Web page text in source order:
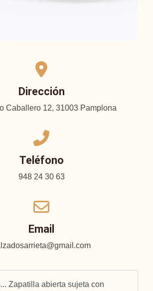
Dirección
Caballero 12, 31003 Pamplona
Teléfono
948 24 30 63
Email